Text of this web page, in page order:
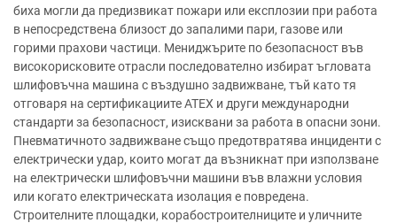
биха могли да предизвикат пожари или експлозии при работа
в непосредствена близост до запалими пари, газове или
горими прахови частици. Мениджърите по безопасност във
високорисковите отрасли последователно избират ъгловата
шлифовъчна машина с въздушно задвижване, тъй като тя
отговаря на сертификациите ATEX и други международни
стандарти за безопасност, изисквани за работа в опасни зони.
Пневматичното задвижване също предотвратява инциденти с
електрически удар, които могат да възникнат при използване
на електрически шлифовъчни машини във влажни условия
или когато електрическата изолация е повредена.
Строителните площадки, корабостроителниците и уличните